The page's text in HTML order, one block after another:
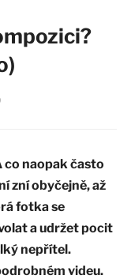
co naopak často
zní obyčejně, až
fotka se
a udržet pocit
nepřítel.
videu.